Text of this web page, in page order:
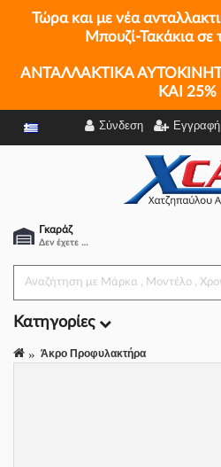
Τώρα και με νέα
Μπουζί-Τακάκια σε
ΑΝΤΑΛΛΑΚΤΙΚΑ
ΚΑΙ 25%
Σύνδεση Εγγραφή
Γκαράζ
Δεν έχετε επιλέξει αμάξι.
Κατηγορίες
Άκρο Προφυλακτήρα
Φίλτρα